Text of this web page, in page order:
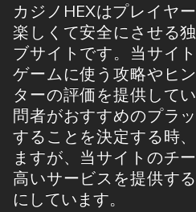
カジノHEXはプレイヤ
楽しくて安全にさせる
ブサイトです。当サイ
ゲームに使う攻略やヒ
ターの評価を提供して
問者がおすすめのプラ
することを決定する時
ますが、当サイトのチ
高いサービスを提供す
にしています。